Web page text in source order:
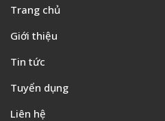
Trang chủ
Giới thiệu
Tin tức
Tuyển dụng
Liên hệ